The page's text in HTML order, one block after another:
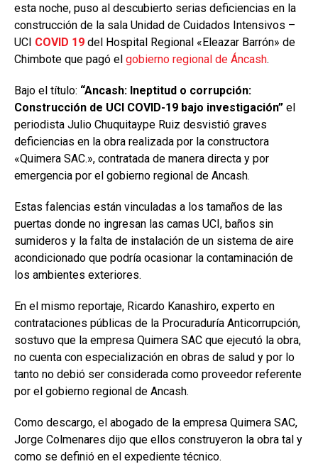
esta noche, puso al descubierto serias deficiencias en la
construcción de la sala Unidad de Cuidados Intensivos –
UCI COVID 19 del Hospital Regional «Eleazar Barrón» de
Chimbote que pagó el gobierno regional de Áncash.
Bajo el título: “Ancash: Ineptitud o corrupción:
Construcción de UCI COVID-19 bajo investigación” el
periodista Julio Chuquitaype Ruiz desvistió graves
deficiencias en la obra realizada por la constructora
«Quimera SAC.», contratada de manera directa y por
emergencia por el gobierno regional de Ancash.
Estas falencias están vinculadas a los tamaños de las
puertas donde no ingresan las camas UCI, baños sin
sumideros y la falta de instalación de un sistema de aire
acondicionado que podría ocasionar la contaminación de
los ambientes exteriores.
En el mismo reportaje, Ricardo Kanashiro, experto en
contrataciones públicas de la Procuraduría Anticorrupción,
sostuvo que la empresa Quimera SAC que ejecutó la obra,
no cuenta con especialización en obras de salud y por lo
tanto no debió ser considerada como proveedor referente
por el gobierno regional de Ancash.
Como descargo, el abogado de la empresa Quimera SAC,
Jorge Colmenares dijo que ellos construyeron la obra tal y
como se definió en el expediente técnico.